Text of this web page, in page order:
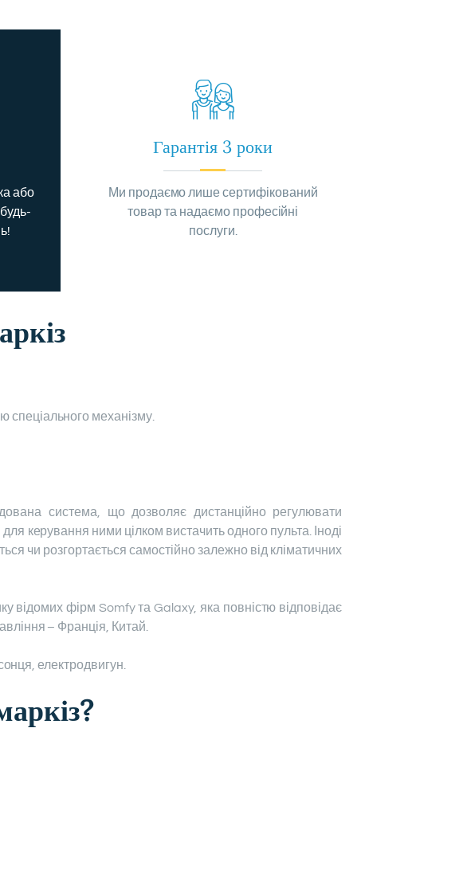
або
Гарантія 3 роки
Ми продаємо лише сертифікований
товар та надаємо професійні
послуги.
спеціального механізму.
система, що дозволяє дистанційно регулювати
керування ними цілком вистачить одного пульта. Іноді
чи розгортається самостійно залежно від кліматичних
відомих фірм Somfy та Galaxy, яка повністю відповідає
– Франція, Китай.
електродвигун.